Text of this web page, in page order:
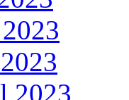
2023